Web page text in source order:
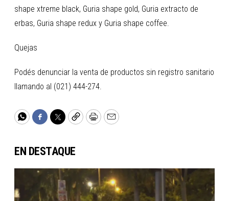
shape xtreme black, Guria shape gold, Guria extracto de
erbas, Guria shape redux y Guria shape coffee.
Quejas
Podés denunciar la venta de productos sin registro sanitario
llamando al (021) 444-274.
WhatsApp
Facebook
TwitterCopyPrintEmail
EN DESTAQUE